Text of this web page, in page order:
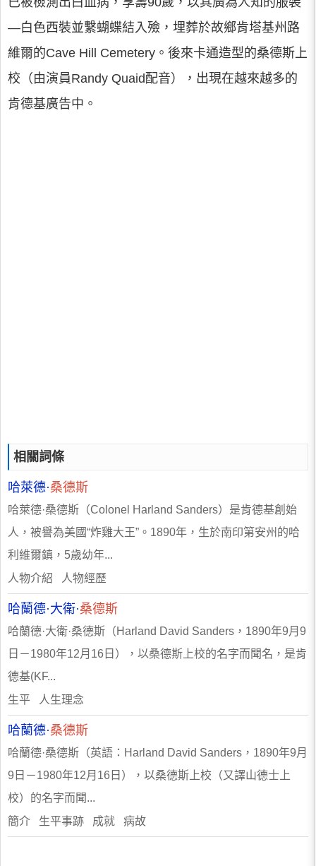
—白色西裝並繫蝴蝶結入殮，埋葬於故鄉肯塔基州路
維爾的Cave Hill Cemetery。後來卡通造型的桑德斯上
校（由演員Randy Quaid配音），出現在越來越多的
肯德基廣告中。
相關詞條
哈萊德·桑德斯
哈萊德·桑德斯（Colonel Harland Sanders）是肯德基創始
人，被譽為美國“炸雞大王”。1890年，生於南印第安州的哈
利維爾鎮，5歲幼年...
人物介紹 人物經歷
哈蘭德·大衛·桑德斯
哈蘭德·大衛·桑德斯（Harland David Sanders，1890年9月9
日－1980年12月16日），以桑德斯上校的名字而聞名，是肯
德基(KF...
生平 人生理念
哈蘭德·桑德斯
哈蘭德·桑德斯（英語：Harland David Sanders，1890年9月
9日－1980年12月16日），以桑德斯上校（又譯山德士上
校）的名字而聞...
簡介 生平事跡 成就 病故